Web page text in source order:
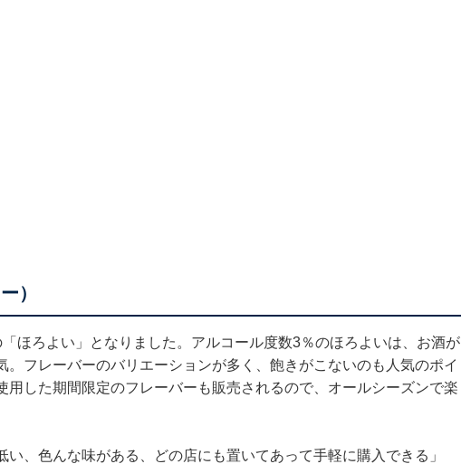
）
ほろよい」となりました。アルコール度数3％のほろよいは、お酒が
。フレーバーのバリエーションが多く、飽きがこないのも人気のポイ
用した期間限定のフレーバーも販売されるので、オールシーズンで楽
い、色んな味がある、どの店にも置いてあって手軽に購入できる」